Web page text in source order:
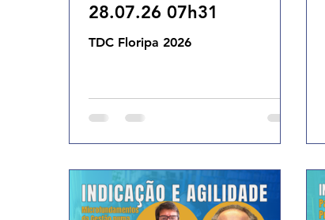
28.07.26 07h31
TDC Floripa 2026